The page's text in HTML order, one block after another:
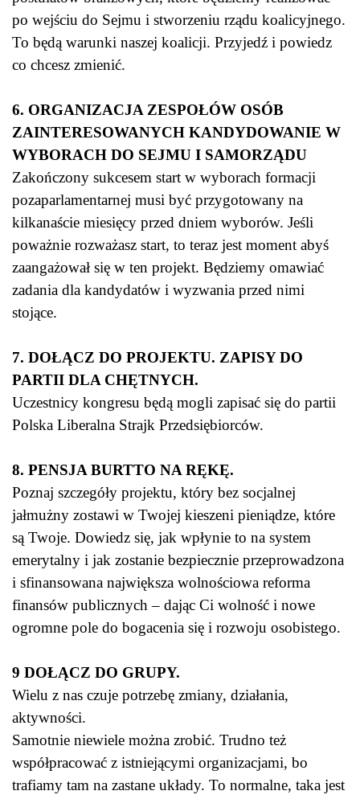
po wejściu do Sejmu i stworzeniu rządu koalicyjnego.
To będą warunki naszej koalicji. Przyjedź i powiedz
co chcesz zmienić.
6. ORGANIZACJA ZESPOŁÓW OSÓB
ZAINTERESOWANYCH KANDYDOWANIE W
WYBORACH DO SEJMU I SAMORZĄDU
Zakończony sukcesem start w wyborach formacji
pozaparlamentarnej musi być przygotowany na
kilkanaście miesięcy przed dniem wyborów. Jeśli
poważnie rozważasz start, to teraz jest moment abyś
zaangażował się w ten projekt. Będziemy omawiać
zadania dla kandydatów i wyzwania przed nimi
stojące.
7. DOŁĄCZ DO PROJEKTU. ZAPISY DO
PARTII DLA CHĘTNYCH.
Uczestnicy kongresu będą mogli zapisać się do partii
Polska Liberalna Strajk Przedsiębiorców.
8. PENSJA BURTTO NA RĘKĘ.
Poznaj szczegóły projektu, który bez socjalnej
jałmużny zostawi w Twojej kieszeni pieniądze, które
są Twoje. Dowiedz się, jak wpłynie to na system
emerytalny i jak zostanie bezpiecznie przeprowadzona
i sfinansowana największa wolnościowa reforma
finansów publicznych – dając Ci wolność i nowe
ogromne pole do bogacenia się i rozwoju osobistego.
9 DOŁĄCZ DO GRUPY.
Wielu z nas czuje potrzebę zmiany, działania,
aktywności.
Samotnie niewiele można zrobić. Trudno też
współpracować z istniejącymi organizacjami, bo
trafiamy tam na zastane układy. To normalne, taka jest